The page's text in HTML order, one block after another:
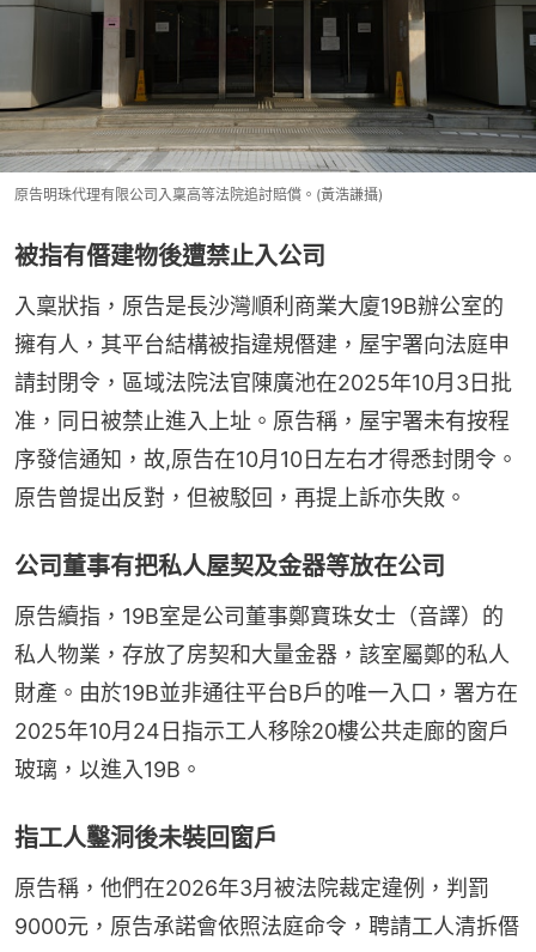
原告明珠代理有限公司入稟高等法院追討賠償。(黃浩謙攝)
被指有僭建物後遭禁止入公司
入稟狀指，原告是長沙灣順利商業大廈19B辦公室的
擁有人，其平台結構被指違規僭建，屋宇署向法庭申
請封閉令，區域法院法官陳廣池在2025年10月3日批
准，同日被禁止進入上址。原告稱，屋宇署未有按程
序發信通知，故,原告在10月10日左右才得悉封閉令。
原告曾提出反對，但被駁回，再提上訴亦失敗。
公司董事有把私人屋契及金器等放在公司
原告續指，19B室是公司董事鄭寶珠女士（音譯）的
私人物業，存放了房契和大量金器，該室屬鄭的私人
財產。由於19B並非通往平台B戶的唯一入口，署方在
2025年10月24日指示工人移除20樓公共走廊的窗戶
玻璃，以進入19B。
指工人鑿洞後未裝回窗戶
原告稱，他們在2026年3月被法院裁定違例，判罰
9000元，原告承諾會依照法庭命令，聘請工人清拆僭